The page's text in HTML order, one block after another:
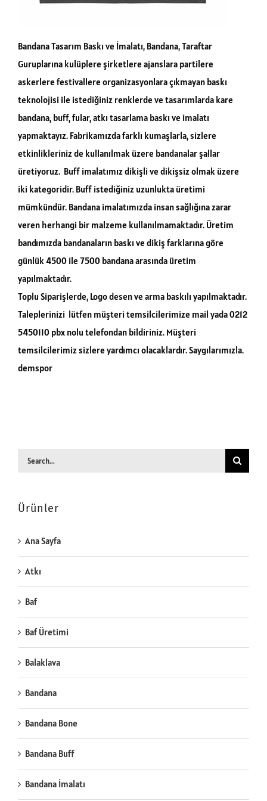
Bandana Tasarım Baskı ve İmalatı, Bandana, Taraftar
Guruplarına kulüplere şirketlere ajanslara partilere
askerlere festivallere organizasyonlara çıkmayan baskı
teknolojisi ile istediğiniz renklerde ve tasarımlarda kare
bandana, buff, fular, atkı tasarlama baskı ve imalatı
yapmaktayız. Fabrikamızda farklı kumaşlarla, sizlere
etkinlikleriniz de kullanılmak üzere bandanalar şallar
üretiyoruz. Buff imalatımız dikişli ve dikişsiz olmak üzere
iki kategoridir. Buff istediğiniz uzunlukta üretimi
mümkündür. Bandana imalatımızda insan sağlığına zarar
veren herhangi bir malzeme kullanılmamaktadır. Üretim
bandımızda bandanaların baskı ve dikiş farklarına göre
günlük 4500 ile 7500 bandana arasında üretim
yapılmaktadır.
Toplu Siparişlerde, Logo desen ve arma baskılı yapılmaktadır.
Taleplerinizi lütfen müşteri temsilcilerimize mail yada 0212
5450110 pbx nolu telefondan bildiriniz. Müşteri
temsilcilerimiz sizlere yardımcı olacaklardır. Saygılarımızla.
demspor
Search
Ürünler
Ana Sayfa
Atkı
Baf
Baf Üretimi
Balaklava
Bandana
Bandana Bone
Bandana Buff
Bandana İmalatı